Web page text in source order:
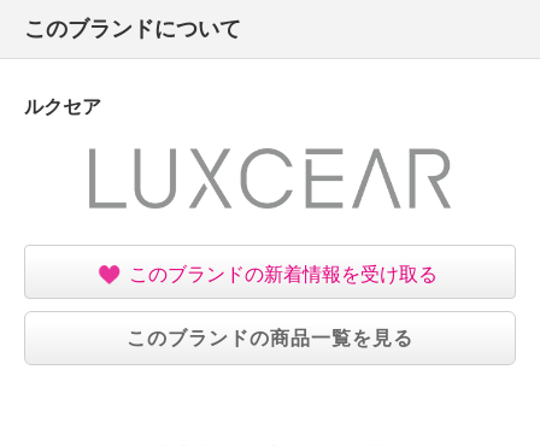
このブランドについて
ルクセア
このブランドの新着情報を受け取る
このブランドの商品一覧を見る